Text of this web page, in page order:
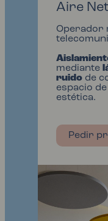
Aire
Operador
mediante
ruidode
espacio
estética.
Pedir